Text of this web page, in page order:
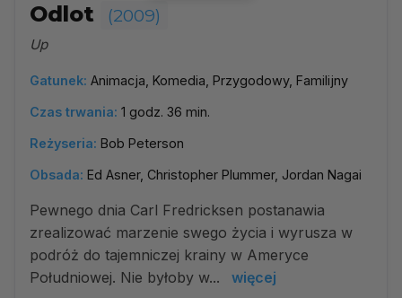
Odlot (2009)
Up
Gatunek: Animacja, Komedia, Przygodowy, Familijny
Czas trwania: 1 godz. 36 min.
Reżyseria: Bob Peterson
Obsada: Ed Asner, Christopher Plummer, Jordan Nagai
Pewnego dnia Carl Fredricksen postanawia
zrealizować marzenie swego życia i wyrusza w
podróż do tajemniczej krainy w Ameryce
Południowej. Nie byłoby w...
więcej